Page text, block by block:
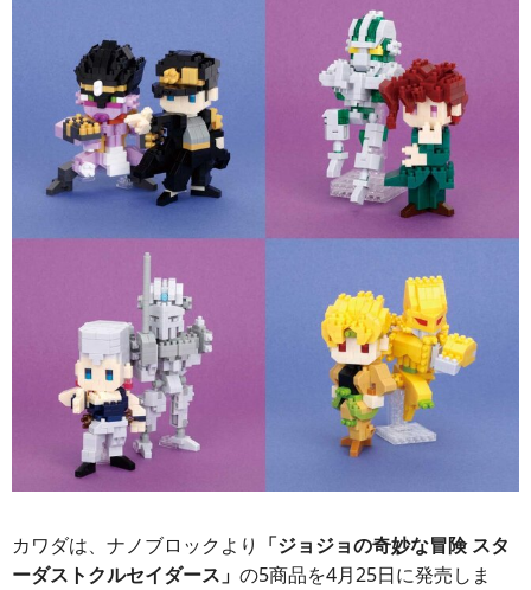
カワダは、ナノブロックより 「ジョジョの奇妙な冒険 スタ
ーダストクルセイダース」 の5商品を4月25日に発売しま